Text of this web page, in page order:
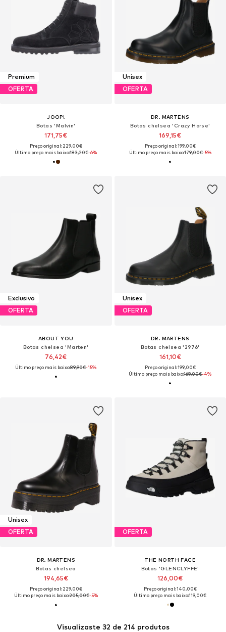
Premium
OFERTA
JOOP!
Botas 'Malvin'
171,75€
Preço original: 229,00€
Último preço mais baixo:183,20€-6%
Unisex
OFERTA
DR. MARTENS
Botas chelsea 'Crazy Horse'
169,15€
Preço original: 199,00€
Último preço mais baixo:179,00€-5%
Exclusivo
OFERTA
ABOUT YOU
Botas chelsea 'Marten'
76,42€
Último preço mais baixo:89,90€-15%
Unisex
OFERTA
DR. MARTENS
Botas chelsea '2976'
161,10€
Preço original: 199,00€
Último preço mais baixo:169,00€-4%
Unisex
OFERTA
DR. MARTENS
Botas chelsea
194,65€
Preço original: 229,00€
Último preço mais baixo:205,00€-5%
OFERTA
THE NORTH FACE
Botas 'GLENCLYFFE'
126,00€
Preço original: 140,00€
Último preço mais baixo:119,00€
Visualizaste 32 de 214 produtos